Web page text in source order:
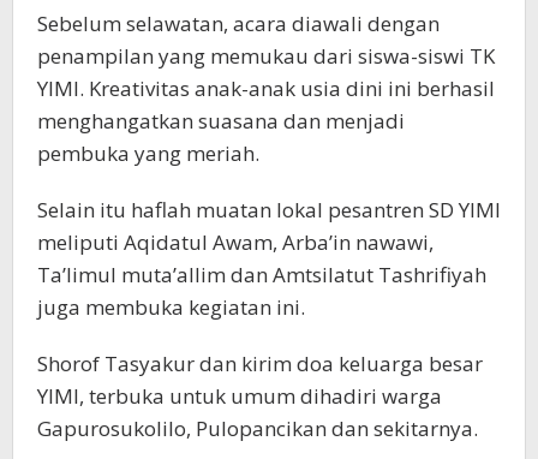
Sebelum selawatan, acara diawali dengan
penampilan yang memukau dari siswa-siswi TK
YIMI. Kreativitas anak-anak usia dini ini berhasil
menghangatkan suasana dan menjadi
pembuka yang meriah.
Selain itu haflah muatan lokal pesantren SD YIMI
meliputi Aqidatul Awam, Arba’in nawawi,
Ta’limul muta’allim dan Amtsilatut Tashrifiyah
juga membuka kegiatan ini.
Shorof Tasyakur dan kirim doa keluarga besar
YIMI, terbuka untuk umum dihadiri warga
Gapurosukolilo, Pulopancikan dan sekitarnya.